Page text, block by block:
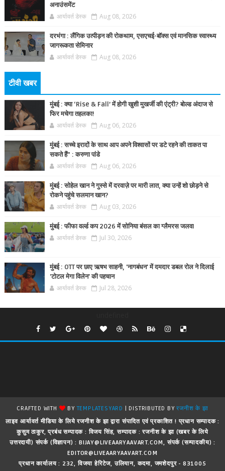
अनाउंसमेंट
आर्यावर्त डेस्क Aug 08, 2026
दरभंगा : लैंगिक उत्पीड़न की रोकथाम, एसएचई-बॉक्स एवं मानसिक स्वास्थ्य
जागरूकता सेमिनार
आर्यावर्त डेस्क Aug 08, 2026
टीवी खबर
मुंबई : क्या ‘Rise & Fall’ में होगी खुशी मुखर्जी की एंट्री? बोल्ड अंदाज से
फिर मचेगा तहलका!
आर्यावर्त डेस्क Aug 06, 2026
मुंबई : सच्चे इरादों के साथ आप अपने विश्वासों पर डटे रहने की ताकत पा
सकते हैं” : करुणा पांडे
आर्यावर्त डेस्क Aug 06, 2026
मुंबई : सोहेल खान ने गुस्से में दरवाज़े पर मारी लात, क्या उन्हें शो छोड़ने से
रोकने पहुंचे सलमान खान?
आर्यावर्त डेस्क Aug 03, 2026
मुंबई : फीफा वर्ल्ड कप 2026 में सोनिया बंसल का ग्लैमरस जलवा
आर्यावर्त डेस्क Jul 30, 2026
मुंबई : OTT पर छाए ऋषभ साहनी, 'नागबंधन' में दमदार डबल रोल ने दिलाई
'टोटल मेगा विलेन' की पहचान
आर्यावर्त डेस्क Jul 28, 2026
CRAFTED WITH BYTEMPLATESYARD | DISTRIBUTED BYरजनीश के झा
लाइव आर्यावर्त मीडिया के लिये रजनीश के झा द्वारा संपादित एवं प्रकाशित ! प्रधान सम्पादक :
कुसुम ठाकुर, प्रबंध सम्पादक : विजय सिंह, सम्पादक : रजनीश के झा (खबर के लिये
उत्तरदायी) संपर्क (विज्ञापन) : BIJAY@LIVEAARYAAVART.COM, संपर्क (सम्पादकीय) :
EDITOR@LIVEAARYAAVART.COM
प्रधान कार्यालय : 232, विजया हेरिटेज, उलियान, कदमा, जमशेदपुर - 831005